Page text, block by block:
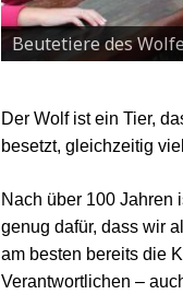
Beutetiere des
Der Wolf ist ein Tier,
besetzt, gleichzeitig
Nach über 100 Jahren
genug dafür, dass wir
am besten bereits die
Verantwortlichen –